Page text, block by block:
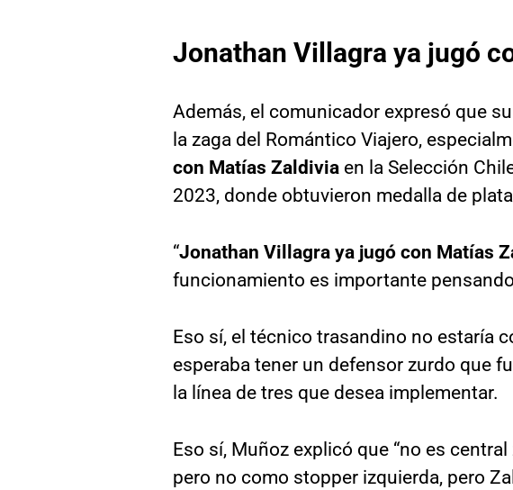
Jonathan Villagra ya jugó
Además, el comunicador expresó que
la zaga del Romántico Viajero,
con Matías Zaldivia en la Selección
2023, donde obtuvieron medalla de
“Jonathan Villagra ya jugó con Matías
funcionamiento es importante
Eso sí, el técnico trasandino no estaría
esperaba tener un defensor zurdo que
la línea de tres que desea implementar.
Eso sí, Muñoz explicó que “no es
pero no como stopper izquierda, pero